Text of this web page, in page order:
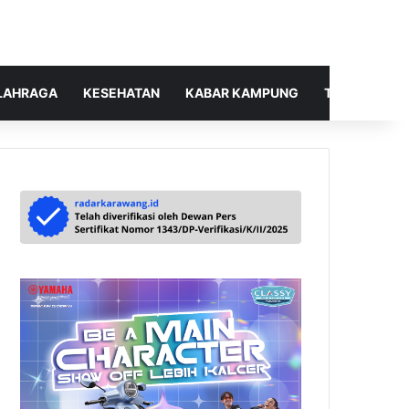
KESEHATAN KABAR KAMPUNG TELUSUR